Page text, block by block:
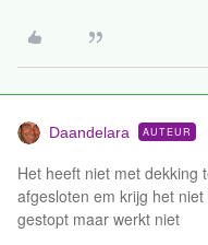
Daandelara AUTEUR
Het heeft niet met dekking
afgesloten em krijg het
gestopt maar werkt niet